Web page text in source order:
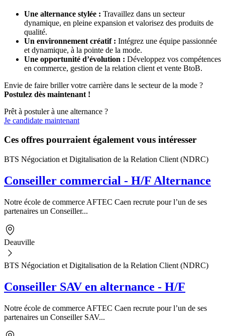
Une alternance stylée : Travaillez dans un secteur
dynamique, en pleine expansion et valorisez des produits de
qualité.
Un environnement créatif : Intégrez une équipe passionnée
et dynamique, à la pointe de la mode.
Une opportunité d’évolution : Développez vos compétences
en commerce, gestion de la relation client et vente BtoB.
Envie de faire briller votre carrière dans le secteur de la mode ?
Postulez dès maintenant !
Prêt à postuler à une alternance ?
Je candidate maintenant
Ces offres pourraient également vous intéresser
BTS Négociation et Digitalisation de la Relation Client (NDRC)
Conseiller commercial - H/F Alternance
Notre école de commerce AFTEC Caen recrute pour l’un de ses
partenaires un Conseiller...
Deauville
BTS Négociation et Digitalisation de la Relation Client (NDRC)
Conseiller SAV en alternance - H/F
Notre école de commerce AFTEC Caen recrute pour l’un de ses
partenaires un Conseiller SAV...